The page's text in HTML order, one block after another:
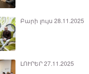
Բարի լույս 28.11.2025
ԼՈՒՐԵՐ 27.11.2025